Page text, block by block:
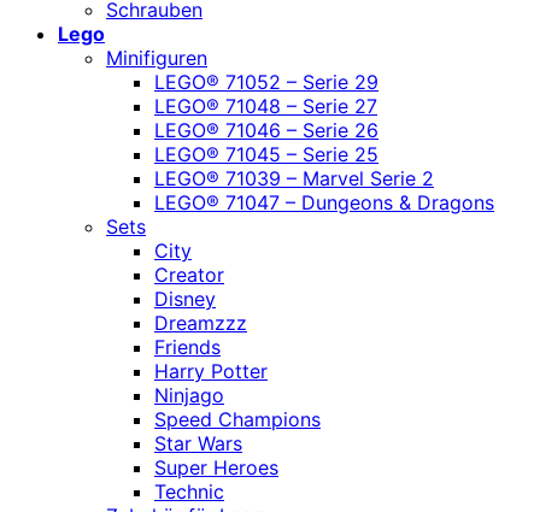
Schrauben
Lego
Minifiguren
LEGO® 71052 – Serie 29
LEGO® 71048 – Serie 27
LEGO® 71046 – Serie 26
LEGO® 71045 – Serie 25
LEGO® 71039 – Marvel Serie 2
LEGO® 71047 – Dungeons & Dragons
Sets
City
Creator
Disney
Dreamzzz
Friends
Harry Potter
Ninjago
Speed Champions
Star Wars
Super Heroes
Technic